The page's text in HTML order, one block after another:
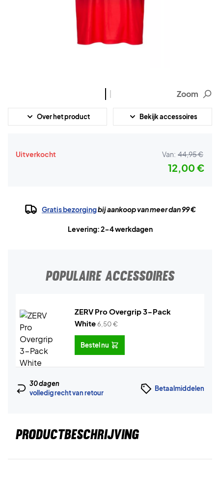
Zoom
Over het product Bekijk accessoires
Uitverkocht Van: 44,95 €
12,00 €
Gratis bezorgingbij aankoop van meer dan 99 €
Levering: 2-4 werkdagen
POPULAIRE ACCESSOIRES
ZERV Pro Overgrip 3-Pack
White6,50€
Bestel nu
30 dagen
volledig recht van retour
Betaalmiddelen
PRODUCTBESCHRIJVING